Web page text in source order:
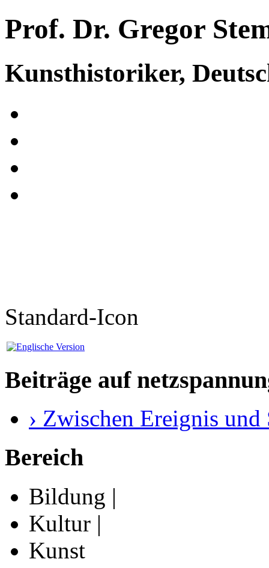
Prof. Dr. Gregor
Kunsthistoriker,
Standard-Icon
Beiträge auf
› Zwischen Ereignis
Bereich
Bildung |
Kultur |
Kunst